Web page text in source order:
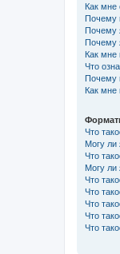
Как мне
Почему
Почему
Почему
Как мне
Что
Почему
Как мне
Что
Могу ли
Что
Могу ли
Что
Что
Что
Что
Что